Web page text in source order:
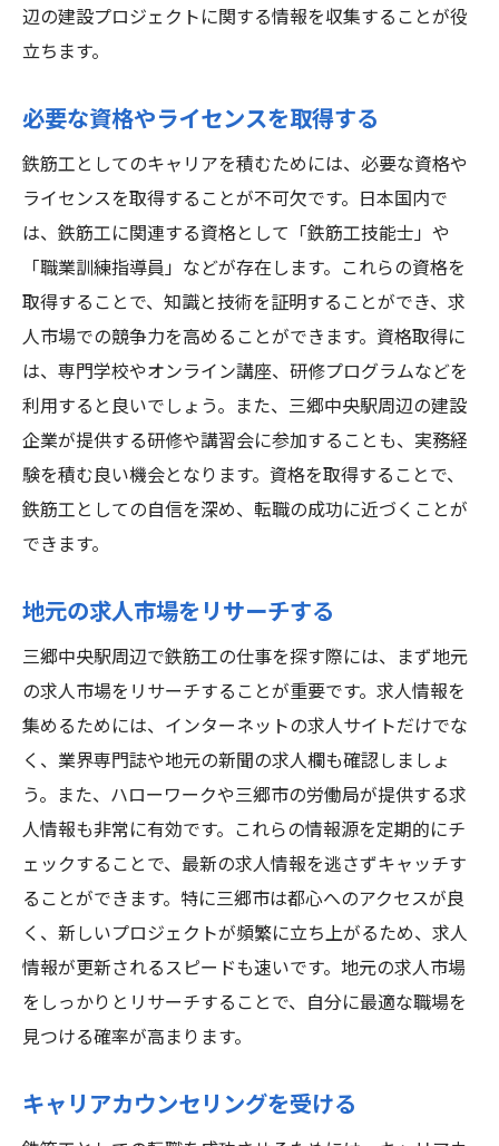
信頼できる求人サイトの活用
ネットワーキングと人脈作り
地区の建設プロジェクトの調査
求人情報の比較と応募戦略
鉄筋工としてのキャリアチェンジを成功させる
ための実践的アドバイス
目標設定とキャリアプランニング
経験者からのフィードバックの収集
柔軟な働き方を検討する
メンタルヘルスの維持
成功事例の共有と学び
自己ブランディングの強化
三郷中央駅周辺で鉄筋工の仕事を見つけるため
のガイド
地域の主要な建設プロジェクトをチェック
企業とのインフォメーションセッション
地域の建設業者とのネットワーキング
地元の求人フェアに参加
地元の労働市場の動向を把握
公共機関のサポートを利用
鉄筋工求人の探し方と三郷中央駅エリアのメリ
ット
地域特有の求人サイトの活用
三郷中央駅エリアの生活環境
求人件数の豊富さの理由
交通アクセスの利便性
周辺施設と生活の質
辺の建設プロジェクトに関する情報を収集することが役
立ちます。
必要な資格やライセンスを取得する
鉄筋工としてのキャリアを積むためには、必要な資格や
ライセンスを取得することが不可欠です。日本国内で
は、鉄筋工に関連する資格として「鉄筋工技能士」や
「職業訓練指導員」などが存在します。これらの資格を
取得することで、知識と技術を証明することができ、求
人市場での競争力を高めることができます。資格取得に
は、専門学校やオンライン講座、研修プログラムなどを
利用すると良いでしょう。また、三郷中央駅周辺の建設
企業が提供する研修や講習会に参加することも、実務経
験を積む良い機会となります。資格を取得することで、
鉄筋工としての自信を深め、転職の成功に近づくことが
できます。
地元の求人市場をリサーチする
三郷中央駅周辺で鉄筋工の仕事を探す際には、まず地元
の求人市場をリサーチすることが重要です。求人情報を
集めるためには、インターネットの求人サイトだけでな
く、業界専門誌や地元の新聞の求人欄も確認しましょ
う。また、ハローワークや三郷市の労働局が提供する求
人情報も非常に有効です。これらの情報源を定期的にチ
ェックすることで、最新の求人情報を逃さずキャッチす
ることができます。特に三郷市は都心へのアクセスが良
く、新しいプロジェクトが頻繁に立ち上がるため、求人
情報が更新されるスピードも速いです。地元の求人市場
をしっかりとリサーチすることで、自分に最適な職場を
見つける確率が高まります。
キャリアカウンセリングを受ける